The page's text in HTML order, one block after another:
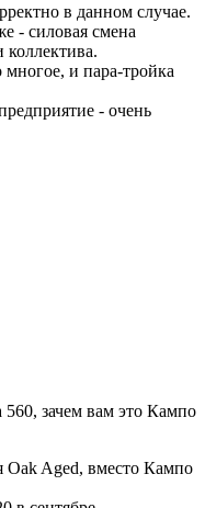
в данном случае.
- силовая смена
и пара-тройка
- очень
зачем вам это Кампо
Oak Aged, вместо Кампо